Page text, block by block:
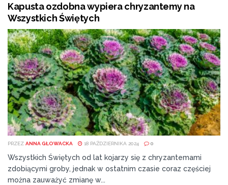
Kapusta ozdobna wypiera chryzantemy na
Wszystkich Świętych
PRZEZ ANNA GŁOWACKA 18 PAŹDZIERNIKA 2024 0
Wszystkich Świętych od lat kojarzy się z chryzantemami
zdobiącymi groby, jednak w ostatnim czasie coraz częściej
można zauważyć zmianę w...